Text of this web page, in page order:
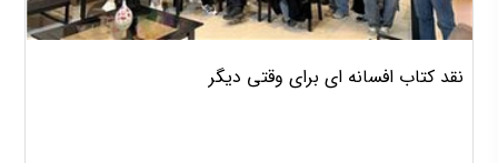
نقد کتاب افسانه ای برای وقتی دیگر